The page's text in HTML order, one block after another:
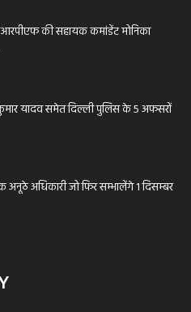
की सहायक कमांडेंट मोनिका
यादव समेत दिल्ली पुलिस के 5 अफसरों
अधिकारी जो फिर सम्भालेंगे 1 दिसम्बर